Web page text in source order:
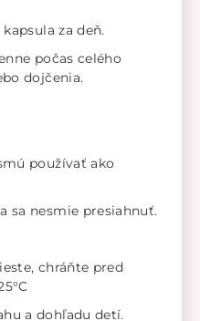
za deň.
počas celého
dojčenia.
používať ako
sa nesmie presiahnuť.
chráňte pred
a dohľadu detí.